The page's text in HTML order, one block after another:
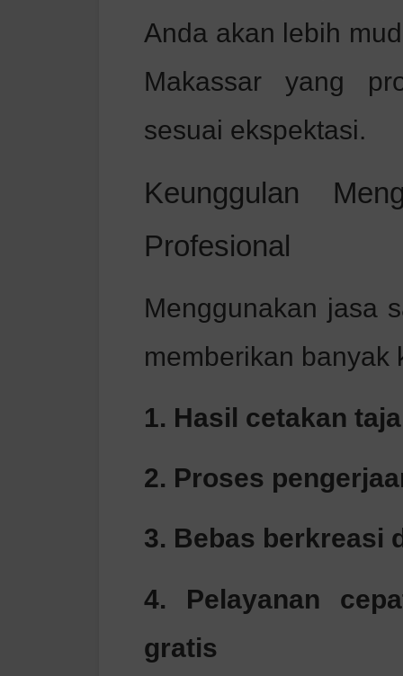
Anda akan lebih
Makassar yang
sesuai ekspektasi.
Keunggulan
Profesional
Menggunakan jasa
memberikan banyak
1. Hasil cetakan
2. Proses
3. Bebas berkreasi
4. Pelayanan
gratis